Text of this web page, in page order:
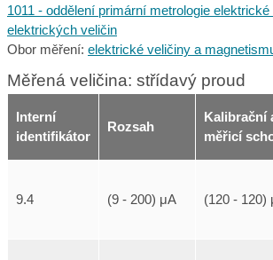
1011 - oddělení primární metrologie
elektrických veličin
Obor měření: elektrické veličiny a
Měřená veličina: střídavý proud
Interní
identifikátor
Rozsah
Kalibrační
měřicí
9.4 (9 - 200) μA (120 - 120)